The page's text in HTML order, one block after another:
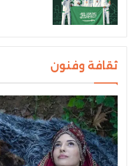
ثقافة وفنون